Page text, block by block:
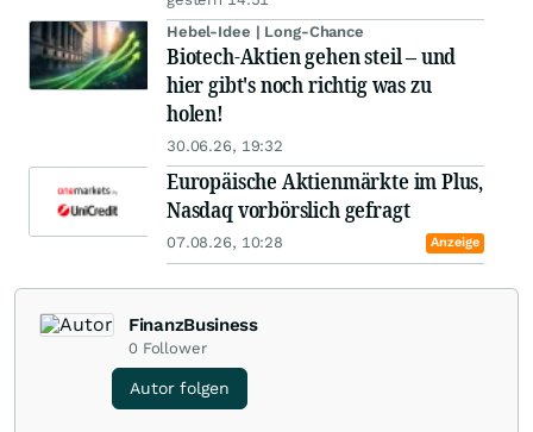
Hebel-Idee | Long-Chance
Biotech-Aktien gehen steil – und
hier gibt's noch richtig was zu
holen!
30.06.26, 19:32
Europäische Aktienmärkte im Plus,
Nasdaq vorbörslich gefragt
07.08.26, 10:28 Anzeige
FinanzBusiness
0 Follower
Autor folgen